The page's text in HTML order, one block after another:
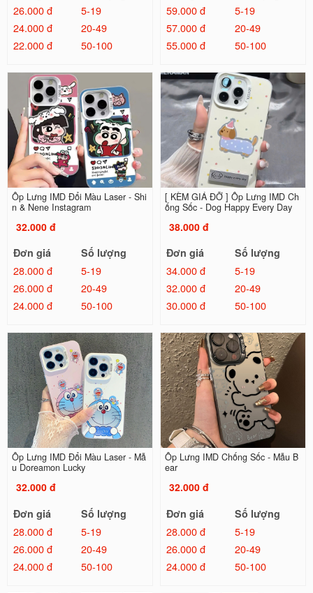
26.000 đ
5-19
24.000 đ
20-49
22.000 đ
50-100
59.000 đ
5-19
57.000 đ
20-49
55.000 đ
50-100
Ốp Lưng IMD Đổi Màu Laser - Shi
n & Nene Instagram
32.000 đ
Đơn giá
Số lượng
28.000 đ
5-19
26.000 đ
20-49
24.000 đ
50-100
[ KÈM GIÁ ĐỠ ] Ốp Lưng IMD Ch
ống Sốc - Dog Happy Every Day
38.000 đ
Đơn giá
Số lượng
34.000 đ
5-19
32.000 đ
20-49
30.000 đ
50-100
Ốp Lưng IMD Đổi Màu Laser - Mẫ
u Doreamon Lucky
32.000 đ
Đơn giá
Số lượng
28.000 đ
5-19
26.000 đ
20-49
24.000 đ
50-100
Ốp Lưng IMD Chống Sốc - Mẫu B
ear
32.000 đ
Đơn giá
Số lượng
28.000 đ
5-19
26.000 đ
20-49
24.000 đ
50-100